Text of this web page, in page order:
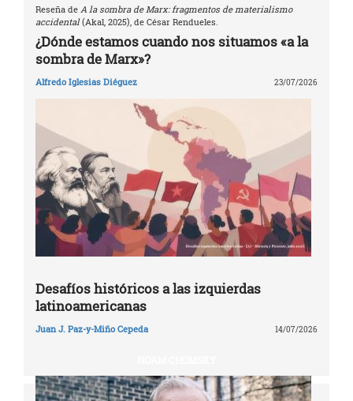
Reseña de A la sombra de Marx: fragmentos de materialismo
accidental(Akal, 2025), de César Rendueles.
¿Dónde estamos cuando nos situamos «a la
sombra de Marx»?
Alfredo Iglesias Diéguez 23/07/2026
Desafíos históricos a las izquierdas
latinoamericanas
Juan J. Paz-y-Miño Cepeda 14/07/2026